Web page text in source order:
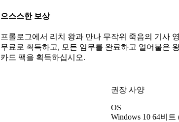
으스스한 보상
프롤로그에서 리치 왕과 만나 무작위 죽음의 기사
무료로 획득하고, 모든 임무를 완료하고 얼어붙은
카드 팩을 획득하십시오.
권장 사양
OS
Windows 10 64비트